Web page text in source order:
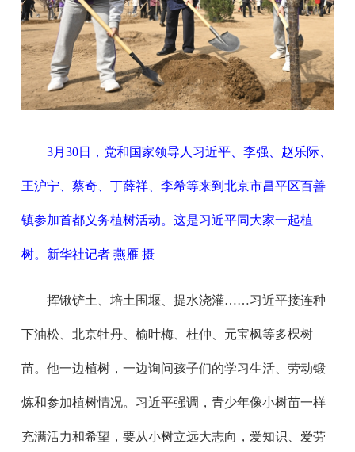
3月30日，党和国家领导人习近平、李强、赵乐际、
王沪宁、蔡奇、丁薛祥、李希等来到北京市昌平区百善
镇参加首都义务植树活动。这是习近平同大家一起植
树。新华社记者 燕雁 摄
挥锹铲土、培土围堰、提水浇灌……习近平接连种
下油松、北京牡丹、榆叶梅、杜仲、元宝枫等多棵树
苗。他一边植树，一边询问孩子们的学习生活、劳动锻
炼和参加植树情况。习近平强调，青少年像小树苗一样
充满活力和希望，要从小树立远大志向，爱知识、爱劳